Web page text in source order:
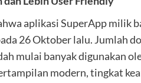
aplikasi SuperApp milik
26 Oktober lalu. Jumlah
mulai banyak digunakan
modern, tingkat